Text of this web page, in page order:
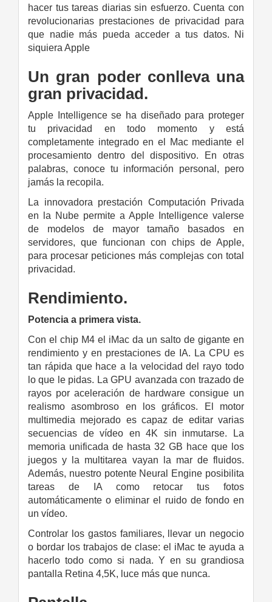
hacer tus tareas diarias sin esfuerzo. Cuenta con
revolucionarias prestaciones de privacidad para
que nadie más pueda acceder a tus datos. Ni
siquiera Apple
Un gran poder conlleva una
gran privacidad.
Apple Intelligence se ha diseñado para proteger
tu privacidad en todo momento y está
completamente integrado en el Mac mediante el
procesamiento dentro del dispositivo. En otras
palabras, conoce tu información personal, pero
jamás la recopila.
La innovadora prestación Computación Privada
en la Nube permite a Apple Intelligence valerse
de modelos de mayor tamaño basados en
servidores, que funcionan con chips de Apple,
para procesar peticiones más complejas con total
privacidad.
Rendimiento.
Potencia a primera vista.
Con el chip M4 el iMac da un salto de gigante en
rendi­miento y en prestaciones de IA. La CPU es
tan rápida que hace a la velocidad del rayo todo
lo que le pidas. La GPU avanzada con trazado de
rayos por aceleración de hardware consigue un
realismo asombroso en los gráficos. El motor
multimedia mejorado es capaz de editar varias
secuencias de vídeo en 4K sin inmutarse. La
memoria unificada de hasta 32 GB hace que los
juegos y la multitarea vayan la mar de fluidos.
Además, nuestro potente Neural Engine posibilita
tareas de IA como retocar tus fotos
automáticamente o eliminar el ruido de fondo en
un vídeo.
Controlar los gastos familiares, llevar un negocio
o bordar los trabajos de clase: el iMac te ayuda a
hacerlo todo como si nada. Y en su grandiosa
pantalla Retina 4,5K, luce más que nunca.